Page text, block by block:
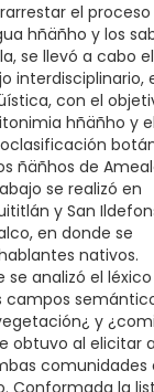
el
hñäñho y los
se llevó a cabo el
interdisciplinario,
con el
hñäñho y
ñäñhos de
se realizó en
y San
en donde se
nativos.
analizó el léxico
campos
y
obtuvo al elicitar
comunidades
Conformada la